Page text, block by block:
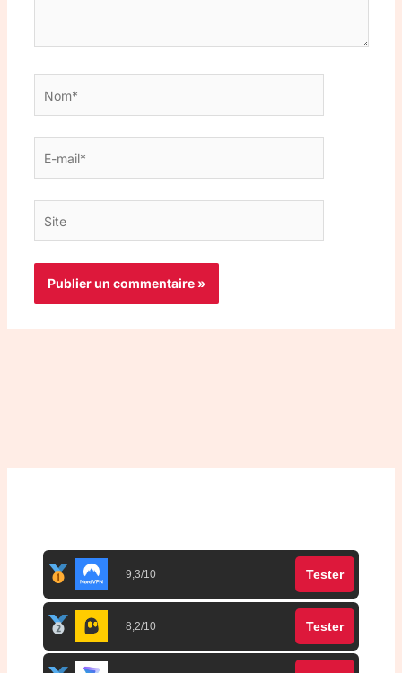
mail*
9,3/10 Tester
8,2/10 Tester